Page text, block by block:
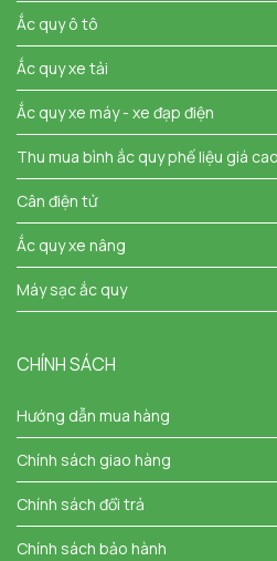
Ắc quy ô tô
Ắc quy xe tải
Ắc quy xe máy - xe đạp điện
Thu mua bình ắc quy phế liệu giá cao
Cân điện tử
Ắc quy xe nâng
Máy sạc ắc quy
CHÍNH SÁCH
Hướng dẫn mua hàng
Chính sách giao hàng
Chính sách đổi trả
Chính sách bảo hành